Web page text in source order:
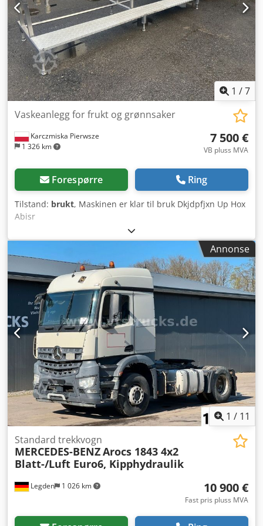
1 /7
Karczmiska Pierwsze
1 326 km
Vaskeanlegg for frukt og grønnsaker
7 500 €
VB pluss MVA
Forespørre Ring
Tilstand: brukt, Maskinen er klar til bruk Dkjdpfjxn Up Hox
Abisr
Annonse
1 / 11
Legden 1 026 km
Standard trekkvogn
MERCEDES-BENZArocs 1843 4x2
Blatt-/Luft Euro6, Kipphydraulik
10 900 €
Fast pris pluss MVA